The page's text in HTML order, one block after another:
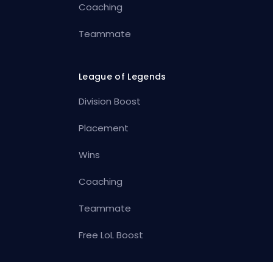
Coaching
Teammate
League of Legends
Division Boost
Placement
Wins
Coaching
Teammate
Free LoL Boost